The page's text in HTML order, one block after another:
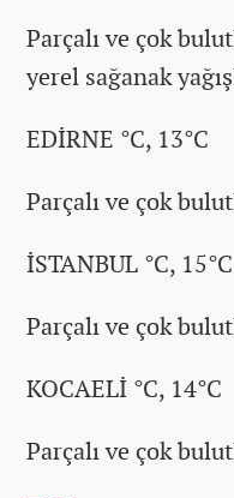
Parçalı ve çok
yerel sağanak
EDİRNE °C, 13°C
Parçalı ve çok
İSTANBUL °C, 15°C
Parçalı ve çok
KOCAELİ °C, 14°C
Parçalı ve çok